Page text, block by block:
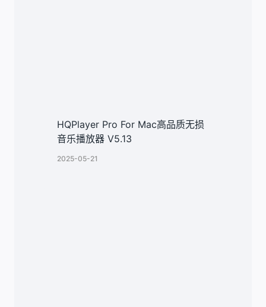
HQPlayer Pro For Mac高品质无损
音乐播放器 V5.13
2025-05-21